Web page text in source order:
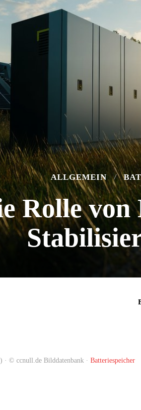
ALLGEMEIN
Rolle von
· © ccnull.de Bilddatenbank · Batteriespeicher